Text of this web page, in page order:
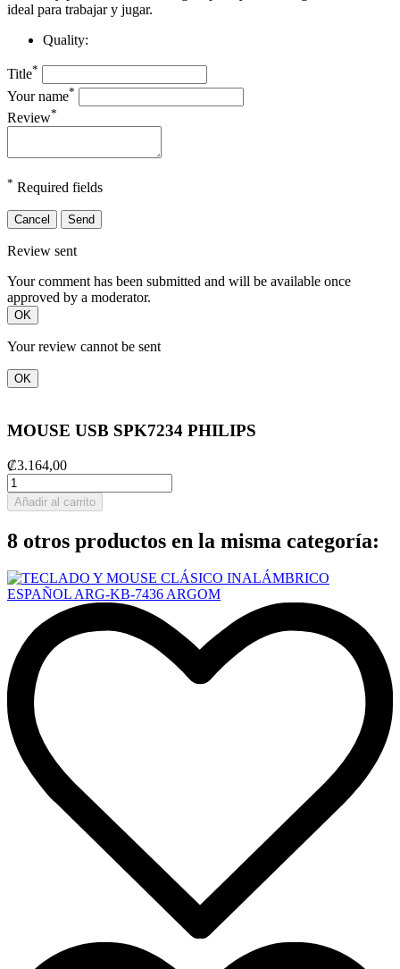
ideal para trabajar y jugar.
Quality:
Title*
Your name*
Review*
* Required fields
Cancel Send
Review sent
Your comment has been submitted and will be available once
approved by a moderator.
OK
Your review cannot be sent
OK
MOUSE USB SPK7234 PHILIPS
₡3.164,00
Añadir al carrito
8 otros productos en la misma categoría: